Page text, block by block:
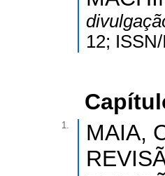
12;
1.
MAIA,